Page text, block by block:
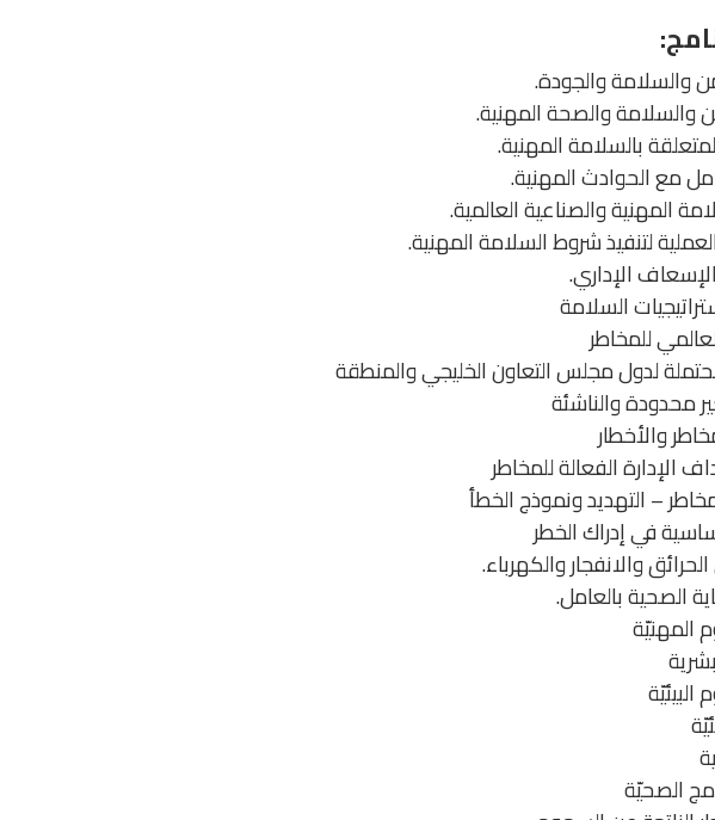
والسلامة والجودة.
والسلامة والصحة المهنية.
بالسلامة المهنية.
مع الحوادث المهنية.
المهنية والصناعية العالمية.
لتنفيذ شروط السلامة المهنية.
الإداري.
السلامة
للمخاطر
لدول مجلس التعاون الخليجي والمنطقة
محدودة والناشئة
والأخطار
الإدارة الفعالة للمخاطر
– التهديد ونموذج الخطأ
في إدراك الخطر
والانفجار والكهرباء.
الصحية بالعامل.
المهنيّة
الصحيّة